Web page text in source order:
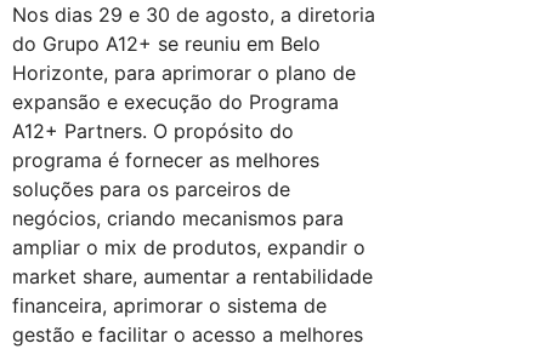
Nos dias 29 e 30 de agosto, a diretoria
do Grupo A12+ se reuniu em Belo
Horizonte, para aprimorar o plano de
expansão e execução do Programa
A12+ Partners. O propósito do
programa é fornecer as melhores
soluções para os parceiros de
negócios, criando mecanismos para
ampliar o mix de produtos, expandir o
market share, aumentar a rentabilidade
financeira, aprimorar o sistema de
gestão e facilitar o acesso a melhores